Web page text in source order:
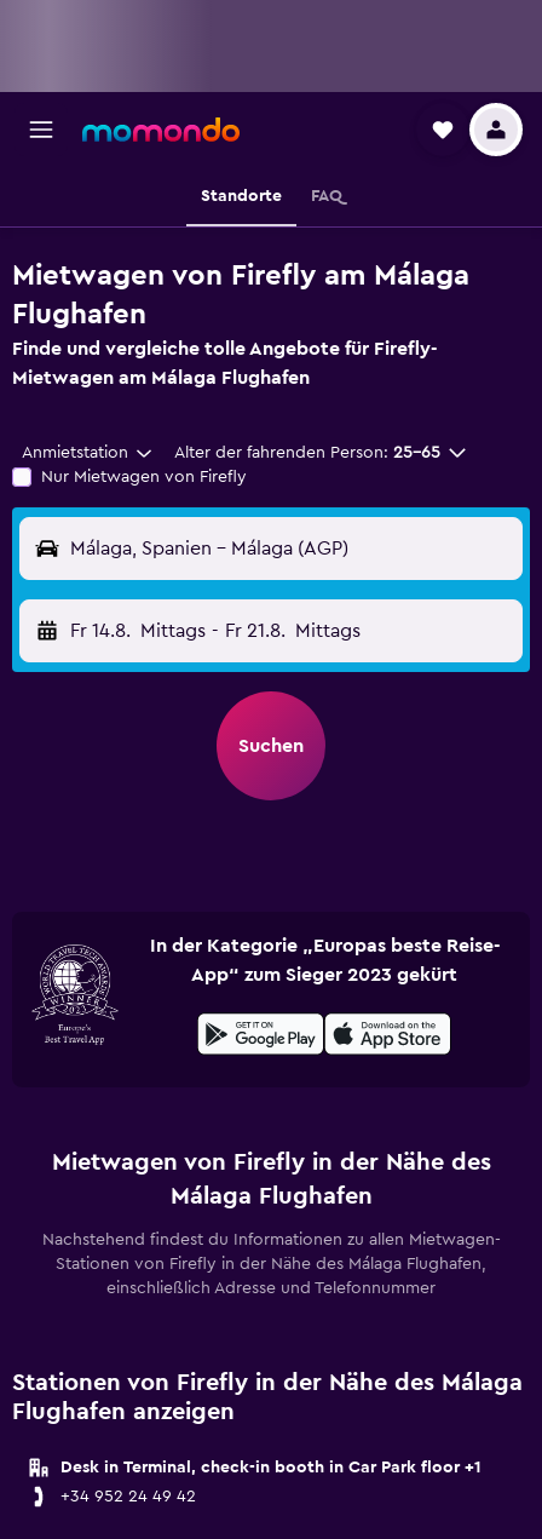
Standorte FAQ
Mietwagen von Firefly am Málaga
Flughafen
Finde und vergleiche tolle Angebote für Firefly-
Mietwagen am Málaga Flughafen
Anmietstation Alter der fahrenden Person: 25-65
Nur Mietwagen von Firefly
Málaga, Spanien - Málaga (AGP)
Fr 14.8. Mittags - Fr 21.8. Mittags
Suchen
In der Kategorie „Europas beste Reise-
App“ zum Sieger 2023 gekürt
Mietwagen von Firefly in der Nähe des
Málaga Flughafen
Nachstehend findest du Informationen zu allen Mietwagen-
Stationen von Firefly in der Nähe des Málaga Flughafen,
einschließlich Adresse und Telefonnummer
Stationen von Firefly in der Nähe des Málaga
Flughafen anzeigen
Desk in Terminal, check-in booth in Car Park floor +1
+34 952 24 49 42